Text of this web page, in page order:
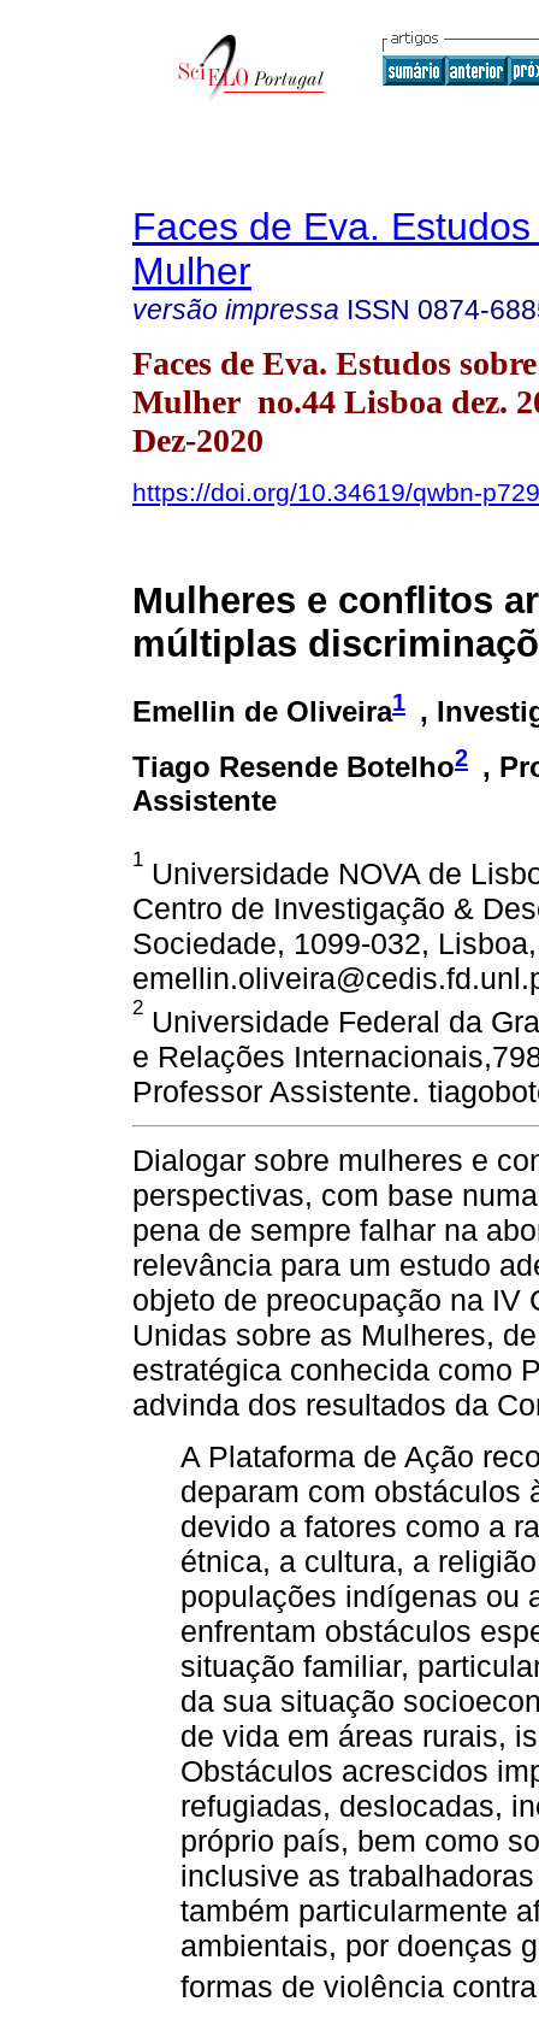
Faces de Eva.
Mulher
versão impressa ISSN 0874-
Faces de Eva. Estudos
Mulher no.44 Lisboa dez.
Dez-2020
https://doi.org/10.34619/qwbn-p729
Mulheres e conflitos
múltiplas
Emellin de Oliveira1 ,
Tiago Resende Botelho2 ,
Assistente
1 Universidade NOVA de
Centro de Investigação &
Sociedade, 1099-032,
2 Universidade Federal da
e Relações
Professor Assistente.
Dialogar sobre mulheres e
perspectivas, com base
pena de sempre falhar na
relevância para um estudo
objeto de preocupação na IV
Unidas sobre as Mulheres,
estratégica conhecida como
advinda dos resultados da
A Plataforma de Ação
deparam com obstáculos
devido a fatores como a
étnica, a cultura, a
populações indígenas ou
enfrentam obstáculos
situação familiar,
da sua situação
de vida em áreas rurais,
Obstáculos acrescidos
refugiadas, deslocadas,
próprio país, bem como
inclusive as
também particularmente
ambientais, por doenças
formas de violência